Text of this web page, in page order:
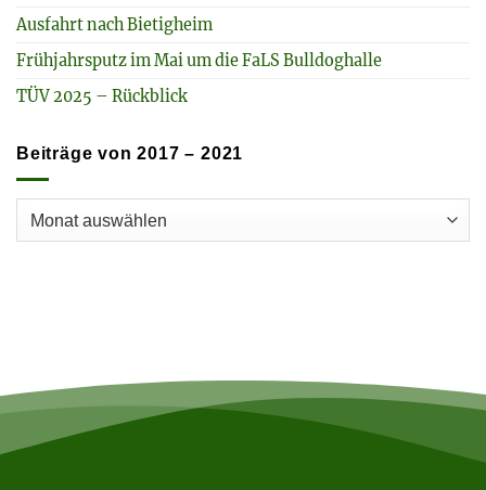
Ausfahrt nach Bietigheim
Frühjahrsputz im Mai um die FaLS Bulldoghalle
TÜV 2025 – Rückblick
Beiträge von 2017 – 2021
Beiträge
von
2017
–